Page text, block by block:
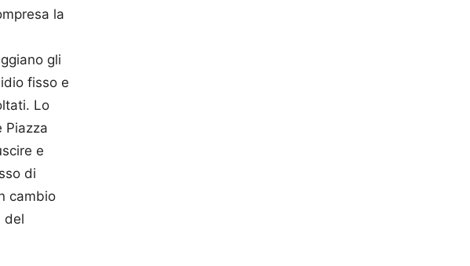
la
gli
fisso e
Lo
Piazza
e
di
cambio
del